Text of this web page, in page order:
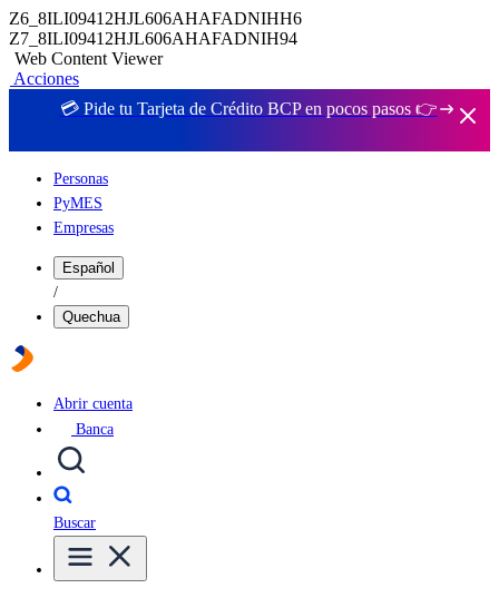
Z6_8ILI09412HJL606AHAFADNIHH6
Z7_8ILI09412HJL606AHAFADNIH94
Web Content Viewer
Acciones
💳 Pide tu Tarjeta de Crédito BCP en pocos pasos 👉
Personas
PyMES
Empresas
Español
/
Quechua
Abrir cuenta
Banca
Buscar